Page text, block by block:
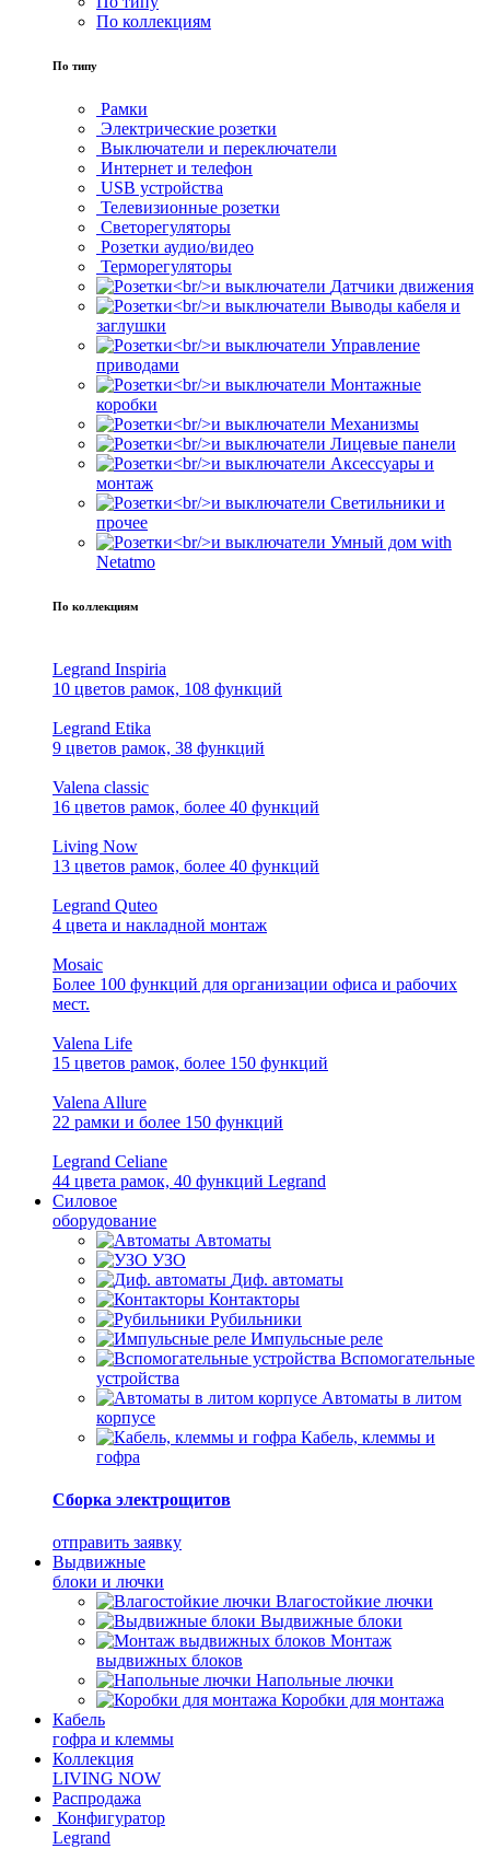
По коллекциям
По типу
Рамки
Электрические розетки
Выключатели и переключатели
Интернет и телефон
USB устройства
Телевизионные розетки
Светорегуляторы
Розетки аудио/видео
Терморегуляторы
Датчики движения
Выводы кабеля и
заглушки
Управление
приводами
Монтажные
коробки
Механизмы
Лицевые панели
Аксессуары и
монтаж
Светильники и
прочее
Умный дом with
Netatmo
По коллекциям
Legrand Inspiria
10 цветов рамок, 108 функций
Legrand Etika
9 цветов рамок, 38 функций
Valena classic
16 цветов рамок, более 40 функций
Living Now
13 цветов рамок, более 40 функций
Legrand Quteo
4 цвета и накладной монтаж
Mosaic
Более 100 функций для организации офиса и рабочих
мест.
Valena Life
15 цветов рамок, более 150 функций
Valena Allure
22 рамки и более 150 функций
Legrand Celiane
44 цвета рамок, 40 функций Legrand
Силовое
оборудование
Автоматы
УЗО
Диф. автоматы
Контакторы
Рубильники
Импульсные реле
Вспомогательные
устройства
Автоматы в литом
корпусе
Кабель, клеммы и
гофра
Сборка электрощитов
отправить заявку
Выдвижные
блоки и лючки
Влагостойкие лючки
Выдвижные блоки
Монтаж
выдвижных блоков
Напольные лючки
Коробки для монтажа
Кабель
гофра и клеммы
Коллекция
LIVING NOW
Распродажа
Конфигуратор
Legrand